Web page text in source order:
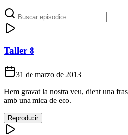
Taller 8
31 de marzo de 2013
Hem gravat la nostra veu, dient una
amb una mica de eco.
Reproducir